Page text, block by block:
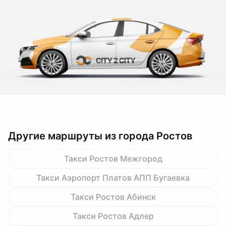
Другие маршруты из города Ростов
Такси Ростов Межгород
Такси Аэропорт Платов АПП Бугаевка
Такси Ростов Абинск
Такси Ростов Адлер